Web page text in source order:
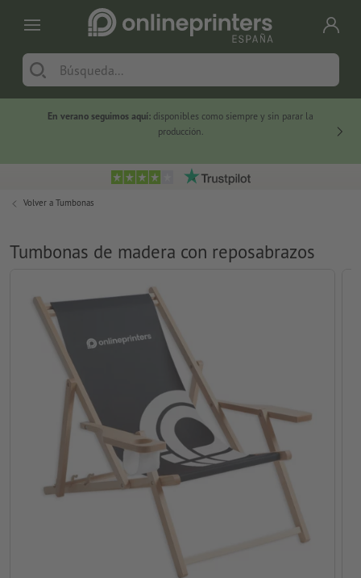
En verano seguimos aquí: disponibles como siempre y sin parar la
producción.
Volver a Tumbonas
Tumbonas de madera con reposabrazos